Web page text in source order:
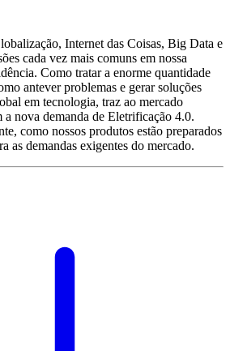
Internet das Coisas, Big Data e
cada vez mais comuns em nossa
Como tratar a enorme quantidade
antever problemas e gerar soluções
em tecnologia, traz ao mercado
a nova demanda de Eletrificação 4.0.
como nossos produtos estão preparados
as demandas exigentes do mercado.